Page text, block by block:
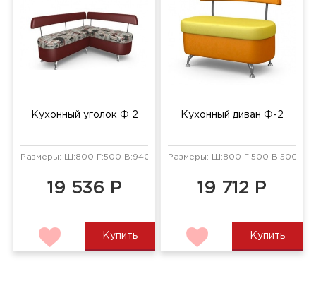
Кухонный уголок Ф 2
Размеры: Ш:800 Г:500 В:940 мм
19 536 Р
Купить
Кухонный диван Ф-2
Размеры: Ш:800 Г:500 В:500 мм
19 712 Р
Купить